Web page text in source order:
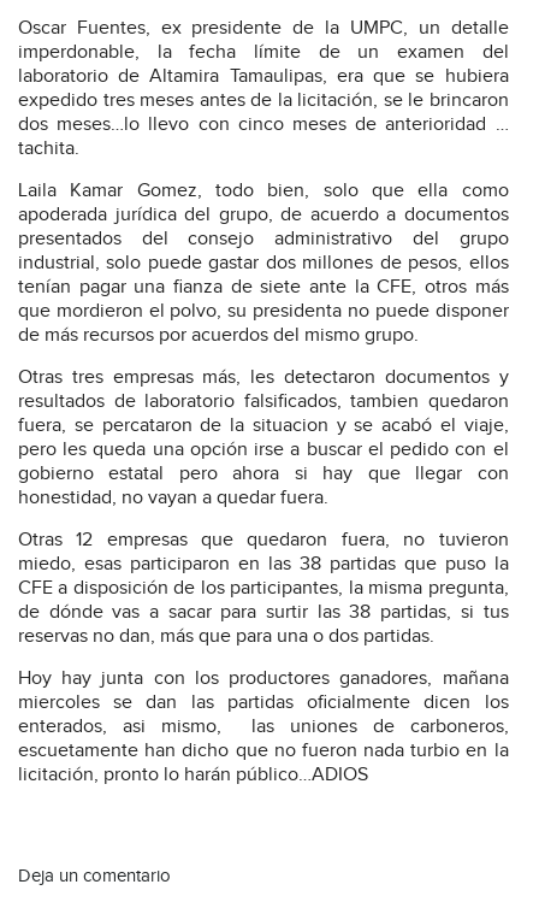
Oscar Fuentes, ex presidente de la UMPC, un detalle
imperdonable, la fecha límite de un examen del
laboratorio de Altamira Tamaulipas, era que se hubiera
expedido tres meses antes de la licitación, se le brincaron
dos meses…lo llevo con cinco meses de anterioridad …
tachita.
Laila Kamar Gomez, todo bien, solo que ella como
apoderada jurídica del grupo, de acuerdo a documentos
presentados del consejo administrativo del grupo
industrial, solo puede gastar dos millones de pesos, ellos
tenían pagar una fianza de siete ante la CFE, otros más
que mordieron el polvo, su presidenta no puede disponer
de más recursos por acuerdos del mismo grupo.
Otras tres empresas más, les detectaron documentos y
resultados de laboratorio falsificados, tambien quedaron
fuera, se percataron de la situacion y se acabó el viaje,
pero les queda una opción irse a buscar el pedido con el
gobierno estatal pero ahora si hay que llegar con
honestidad, no vayan a quedar fuera.
Otras 12 empresas que quedaron fuera, no tuvieron
miedo, esas participaron en las 38 partidas que puso la
CFE a disposición de los participantes, la misma pregunta,
de dónde vas a sacar para surtir las 38 partidas, si tus
reservas no dan, más que para una o dos partidas.
Hoy hay junta con los productores ganadores, mañana
miercoles se dan las partidas oficialmente dicen los
enterados, asi mismo,
las uniones de carboneros,
escuetamente han dicho que no fueron nada turbio en la
licitación, pronto lo harán público…ADIOS
Deja un comentario